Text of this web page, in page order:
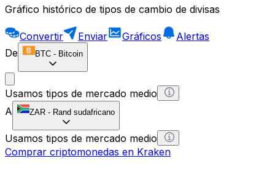
Gráfico histórico de tipos de cambio de divisas
Convertir Enviar Gráficos
Alertas
De
BTC - Bitcoin
Usamos tipos de mercado medio
A
ZAR - Rand sudafricano
Usamos tipos de mercado medio
Comprar criptomonedas en Kraken